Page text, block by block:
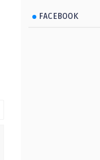
FACEBOOK